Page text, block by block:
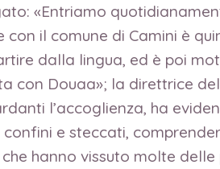
«Entriamo
con il comune di Camini è
dalla lingua, ed è poi
con Douaa»; la direttrice
l’accoglienza, ha
e steccati,
hanno vissuto molte